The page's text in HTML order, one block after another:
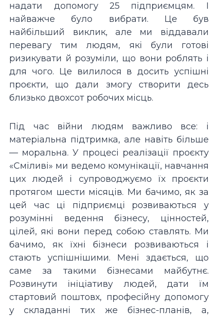
надати допомогу 25 підприємцям. І
найважче було вибрати. Це був
найбільший виклик, але ми віддавали
перевагу тим людям, які були готові
ризикувати й розуміли, що вони роблять і
для чого. Це вилилося в досить успішні
проєкти, що дали змогу створити десь
близько двохсот робочих місць.
Під час війни людям важливо все: і
матеріальна підтримка, але навіть більше
— моральна. У процесі реалізації проєкту
«Сміливі» ми ведемо комунікації, навчання
цих людей і супроводжуємо їх проєкти
протягом шести місяців. Ми бачимо, як за
цей час ці підприємці розвиваються у
розумінні ведення бізнесу, цінностей,
цілей, які вони перед собою ставлять. Ми
бачимо, як їхні бізнеси розвиваються і
стають успішнішими. Мені здається, що
саме за такими бізнесами майбутнє.
Розвинути ініціативу людей, дати їм
стартовий поштовх, професійну допомогу
у складанні тих же бізнес-планів, а,